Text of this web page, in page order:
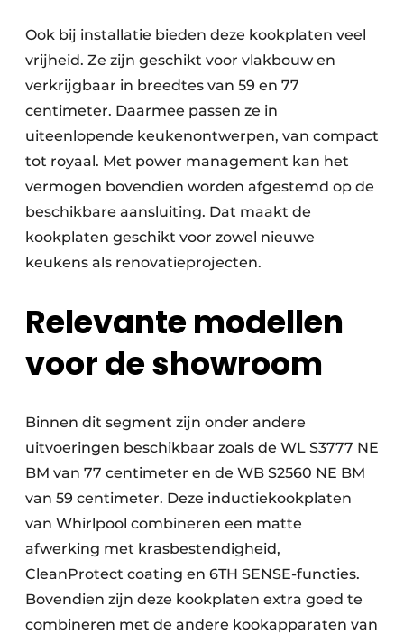
Ook bij installatie bieden deze kookplaten veel
vrijheid. Ze zijn geschikt voor vlakbouw en
verkrijgbaar in breedtes van 59 en 77
centimeter. Daarmee passen ze in
uiteenlopende keuken­ontwerpen, van compact
tot royaal. Met power management kan het
vermogen bovendien worden afgestemd op de
beschikbare aansluiting. Dat maakt de
kookplaten geschikt voor zowel nieuwe
keukens als renovatieprojecten.
Relevante modellen
voor de showroom
Binnen dit segment zijn onder andere
uitvoeringen beschikbaar zoals de WL S3777 NE
BM van 77 centimeter en de WB S2560 NE BM
van 59 centimeter. Deze inductiekookplaten
van Whirlpool combineren een matte
afwerking met krasbestendigheid,
CleanProtect coating en 6TH SENSE-functies.
Bovendien zijn deze kook­platen extra goed te
combineren met de andere kookapparaten van